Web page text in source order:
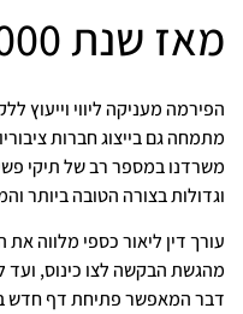
מאז שנת 2000
הפירמה מעניקה ליווי וייעוץ
מתמחה גם בייצוג חברות
משרדנו במספר רב של תיקי
וגדולות בצורה הטובה ביותר
עורך דין ליאור כספי מלווה
מהגשת הבקשה לצו כינוס,
דבר המאפשר פתיחת דף חדש